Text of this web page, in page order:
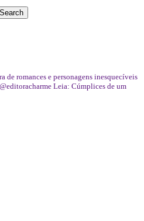
de romances e personagens inesquecíveis
Leia: Cúmplices de um